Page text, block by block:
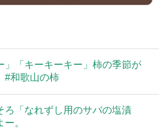
」「キーキーキー」柿の季節が
#和歌山の柿
ろ「なれずし用のサバの塩漬
。